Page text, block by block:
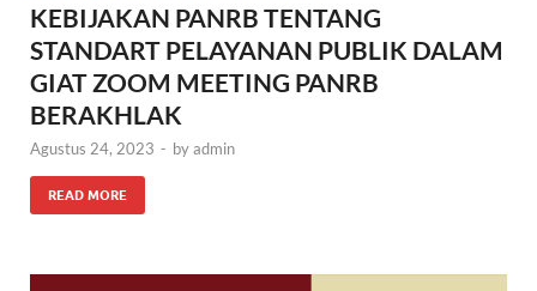
KEBIJAKAN PANRB TENTANG
STANDART PELAYANAN PUBLIK DALAM
GIAT ZOOM MEETING PANRB
BERAKHLAK
Agustus 24, 2023 - byadmin
READ MORE